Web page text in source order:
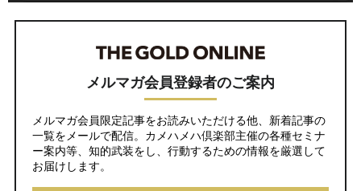
メルマガ会員登録者のご案内
メルマガ会員限定記事をお読みいただける他、新着記事の
一覧をメールで配信。カメハメハ倶楽部主催の各種セミナ
ー案内等、知的武装をし、行動するための情報を厳選して
お届けします。